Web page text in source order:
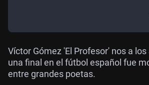
Víctor Gómez 'El Profesor' nos a
una final en el fútbol español fue
entre grandes poetas.